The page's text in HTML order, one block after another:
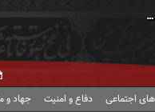
اجتماعی دفاع و امنیت جهاد و